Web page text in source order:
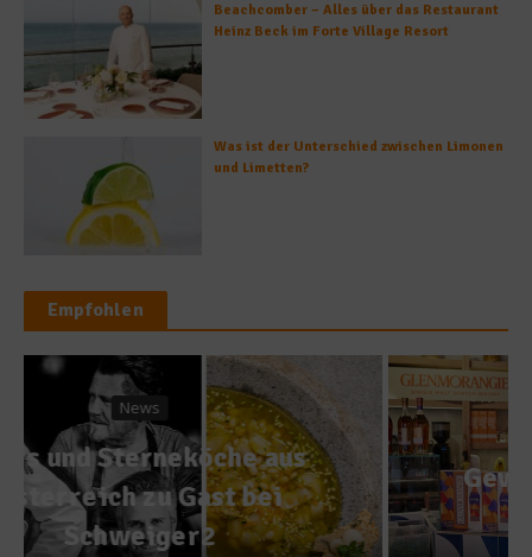
Beachcomber – Alles über das Restaurant
Heinz Beck im Forte Village Resort
Was ist der Unterschied zwischen Limonen
und Limetten?
Empfohlen
News
Gewürze im Whiskyglas: A
Tale of Spices